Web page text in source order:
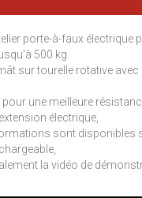
porte-à-faux électrique
500 kg.
sur tourelle rotative
une meilleure
électrique,
sont disponibles
la vidéo de